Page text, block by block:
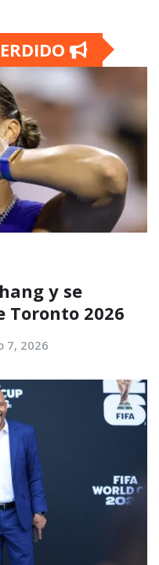
y se
Toronto 2026
7, 2026